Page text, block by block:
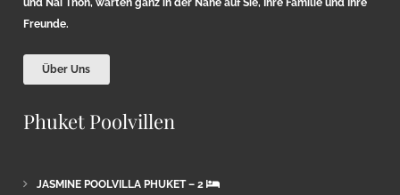
und Nai Thon, warten ganz in der Nähe auf Sie, Ihre Familie und Ihre
Freunde.
Über Uns
Phuket Poolvillen
JASMINE POOLVILLA PHUKET – 2